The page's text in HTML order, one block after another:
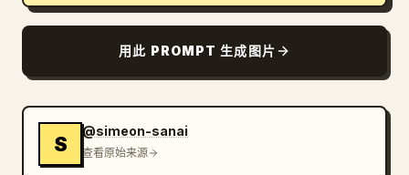
用此 PROMPT 生成图片
S
@simeon-sanai
查看原始来源